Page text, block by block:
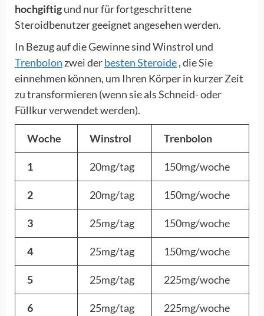
hochgiftigund nur für fortgeschrittene
Steroidbenutzer geeignet angesehen werden.
In Bezug auf die Gewinne sind Winstrol und
Trenbolon zwei derbesten Steroide, die Sie
einnehmen können, um Ihren Körper in kurzer Zeit
zu transformieren (wenn sie als Schneid- oder
Füllkur verwendet werden).
Woche Winstrol Trenbolon
1 20mg/tag 150mg/woche
2 20mg/tag 150mg/woche
3 25mg/tag 150mg/woche
4 25mg/tag 150mg/woche
5 25mg/tag 225mg/woche
6 25mg/tag 225mg/woche